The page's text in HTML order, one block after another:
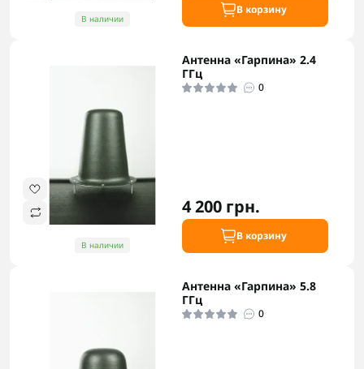
В наличии
В корзину
В наличии
Антенна «Гарпина» 2.4
ГГц
0
4 200 грн.
В корзину
Антенна «Гарпина» 5.8
ГГц
0